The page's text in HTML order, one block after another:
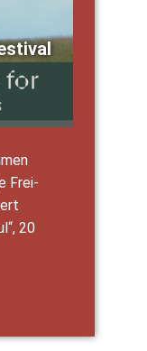
Frei­
20